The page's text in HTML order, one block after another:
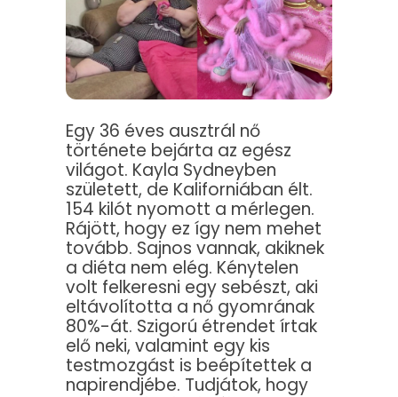
Egy 36 éves ausztrál nő
története bejárta az egész
világot. Kayla Sydneyben
született, de Kaliforniában élt.
154 kilót nyomott a mérlegen.
Rájött, hogy ez így nem mehet
tovább. Sajnos vannak, akiknek
a diéta nem elég. Kénytelen
volt felkeresni egy sebészt, aki
eltávolította a nő gyomrának
80%-át. Szigorú étrendet írtak
elő neki, valamint egy kis
testmozgást is beépítettek a
napirendjébe. Tudjátok, hogy